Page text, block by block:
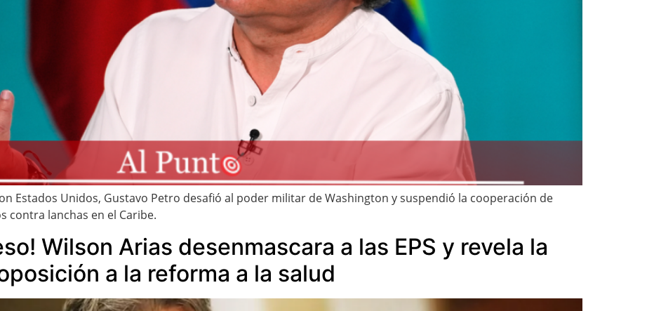
Estados Unidos, Gustavo Petro desafió al poder militar de Washington y suspendió la cooperación de
contra lanchas en el Caribe.
Wilson Arias desenmascara a las EPS y revela la
a la reforma a la salud